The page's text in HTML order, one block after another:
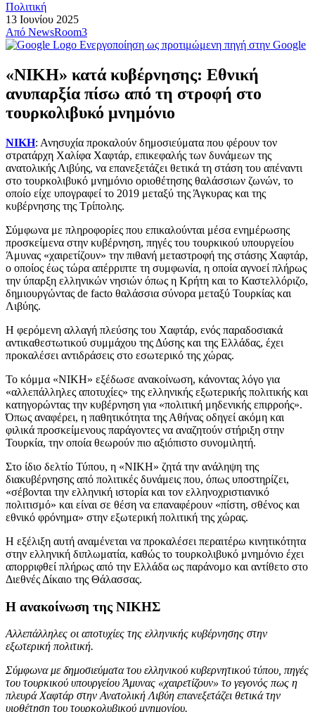
Πολιτική
13 Ιουνίου 2025
Από NewsRoom3
Ενεργοποίηση ως προτιμώμενη πηγή στην Google
«ΝΙΚΗ» κατά κυβέρνησης: Εθνική
ανυπαρξία πίσω από τη στροφή στο
τουρκολιβυκό μνημόνιο
ΝΙΚΗ: Ανησυχία προκαλούν δημοσιεύματα που φέρουν τον
στρατάρχη Χαλίφα Χαφτάρ, επικεφαλής των δυνάμεων της
ανατολικής Λιβύης, να επανεξετάζει θετικά τη στάση του απέναντι
στο τουρκολιβυκό μνημόνιο οριοθέτησης θαλάσσιων ζωνών, το
οποίο είχε υπογραφεί το 2019 μεταξύ της Άγκυρας και της
κυβέρνησης της Τρίπολης.
Σύμφωνα με πληροφορίες που επικαλούνται μέσα ενημέρωσης
προσκείμενα στην κυβέρνηση, πηγές του τουρκικού υπουργείου
Άμυνας «χαιρετίζουν» την πιθανή μεταστροφή της στάσης Χαφτάρ,
ο οποίος έως τώρα απέρριπτε τη συμφωνία, η οποία αγνοεί πλήρως
την ύπαρξη ελληνικών νησιών όπως η Κρήτη και το Καστελλόριζο,
δημιουργώντας de facto θαλάσσια σύνορα μεταξύ Τουρκίας και
Λιβύης.
Η φερόμενη αλλαγή πλεύσης του Χαφτάρ, ενός παραδοσιακά
αντικαθεστωτικού συμμάχου της Δύσης και της Ελλάδας, έχει
προκαλέσει αντιδράσεις στο εσωτερικό της χώρας.
Το κόμμα «ΝΙΚΗ» εξέδωσε ανακοίνωση, κάνοντας λόγο για
«αλλεπάλληλες αποτυχίες» της ελληνικής εξωτερικής πολιτικής και
κατηγορώντας την κυβέρνηση για «πολιτική μηδενικής επιρροής».
Όπως αναφέρει, η παθητικότητα της Αθήνας οδηγεί ακόμη και
φιλικά προσκείμενους παράγοντες να αναζητούν στήριξη στην
Τουρκία, την οποία θεωρούν πιο αξιόπιστο συνομιλητή.
Στο ίδιο δελτίο Τύπου, η «ΝΙΚΗ» ζητά την ανάληψη της
διακυβέρνησης από πολιτικές δυνάμεις που, όπως υποστηρίζει,
«σέβονται την ελληνική ιστορία και τον ελληνοχριστιανικό
πολιτισμό» και είναι σε θέση να επαναφέρουν «πίστη, σθένος και
εθνικό φρόνημα» στην εξωτερική πολιτική της χώρας.
Η εξέλιξη αυτή αναμένεται να προκαλέσει περαιτέρω κινητικότητα
στην ελληνική διπλωματία, καθώς το τουρκολιβυκό μνημόνιο έχει
απορριφθεί πλήρως από την Ελλάδα ως παράνομο και αντίθετο στο
Διεθνές Δίκαιο της Θάλασσας.
Η ανακοίνωση της ΝΙΚΗΣ
Αλλεπάλληλες οι αποτυχίες της ελληνικής κυβέρνησης στην
εξωτερική πολιτική.
Σύμφωνα με δημοσιεύματα του ελληνικού κυβερνητικού τύπου, πηγές
του τουρκικού υπουργείου Άμυνας «χαιρετίζουν» το γεγονός πως η
πλευρά Χαφτάρ στην Ανατολική Λιβύη επανεξετάζει θετικά την
υιοθέτηση του τουρκολυβικού μνημονίου.